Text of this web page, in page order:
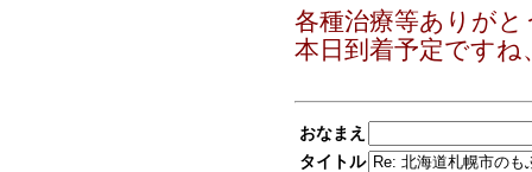
各種治療等ありが
本日到着予定です
おなまえ
タイトル